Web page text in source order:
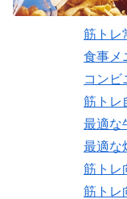
筋トレ
食事メ
コンビ
筋トレ
最適な
最適な
筋トレ
筋トレ